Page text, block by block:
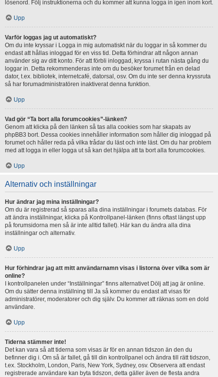
lösenord. Följ instruktionerna och du kommer att kunna logga in igen inom kort.
Upp
Varför loggas jag ut automatiskt?
Om du inte kryssar i Logga in mig automatiskt när du loggar in så kommer du
endast att hållas inloggad för en viss tid. Detta förhindrar att någon annan
använder sig av ditt konto. För att förbli inloggad, kryssa i rutan nästa gång du
loggar in. Detta rekommenderas inte om du besöker forumet från en delad
dator, t.ex. bibliotek, internetcafé, datorsal, osv. Om du inte ser denna kryssruta
så har forumadministratören inaktiverat denna funktion.
Upp
Vad gör “Ta bort alla forumcookies”-länken?
Genom att klicka på den länken så tas alla cookies som har skapats av
phpBB3 bort. Dessa cookies innehåller information som håller dig inloggad på
forumet och håller reda på vilka trådar du läst och inte läst. Om du har problem
med att logga in eller logga ut så kan det hjälpa att ta bort alla forumcookies.
Upp
Alternativ och inställningar
Hur ändrar jag mina inställningar?
Om du är registrerad så sparas alla dina inställningar i forumets databas. För
att ändra inställningar, klicka på Kontrollpanel-länken (finns oftast längst upp
på forumsidorna men så är inte alltid fallet). Här kan du ändra alla dina
inställningar och alternativ.
Upp
Hur förhindrar jag att mitt användarnamn visas i listorna över vilka som är
online?
I kontrollpanelen under “Inställningar” finns alternativet Dölj att jag är online.
Om du sätter denna inställning till Ja så kommer du endast att visas för
administratörer, moderatorer och dig själv. Du kommer att räknas som en dold
användare.
Upp
Tiderna stämmer inte!
Det kan vara så att tiderna som visas är för en annan tidszon än den du
befinner dig i. Om så är fallet, gå till din kontrollpanel och ändra till rätt tidszon,
t.ex. Stockholm, London, Paris, New York, Sydney, osv. Observera att endast
registrerade användare kan byta tidszon, detta gäller även de flesta andra